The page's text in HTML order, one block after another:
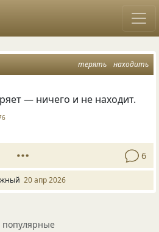
терять находить
— ничего и не находит.
6
20 апр 2026
популярные